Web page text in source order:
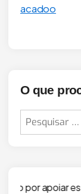
acadoo
O que
Pesquisar
por:
projeto